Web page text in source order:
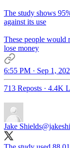
The study shows
against its use
These people would
lose money
6:55 PM · Sep 1,
713 Reposts · 4.4K
Jake Shields